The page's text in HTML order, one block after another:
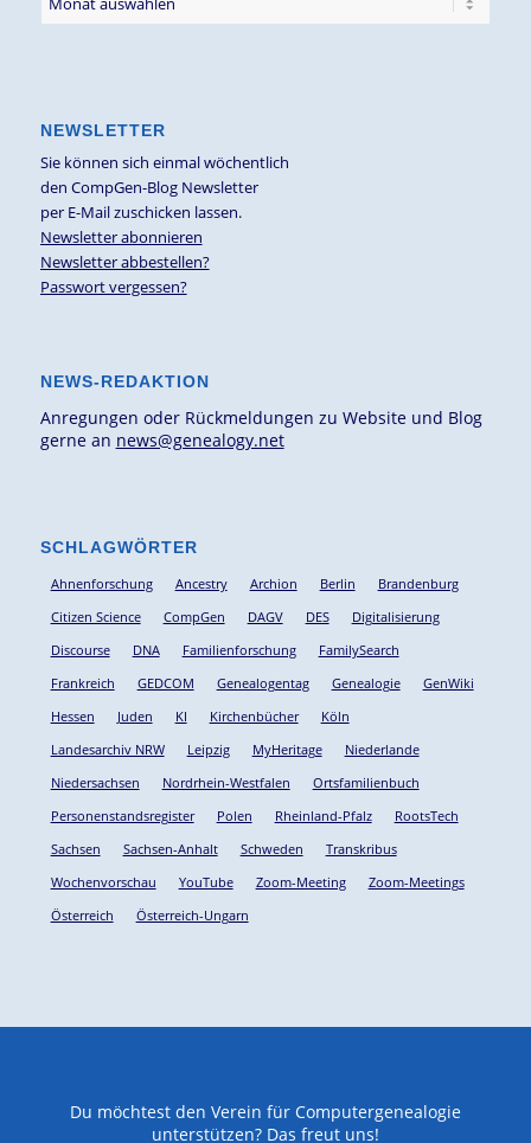
NEWSLETTER
Sie können sich einmal wöchentlich
den CompGen-Blog Newsletter
per E-Mail zuschicken lassen.
Newsletter abonnieren
Newsletter abbestellen?
Passwort vergessen?
NEWS-REDAKTION
Anregungen oder Rückmeldungen zu Website und Blog
gerne an news@genealogy.net
SCHLAGWÖRTER
Ahnenforschung Ancestry Archion Berlin
Brandenburg
Citizen Science
CompGen DAGV DES
Digitalisierung
Discourse
DNA Familienforschung
FamilySearch
Frankreich
GEDCOM Genealogentag Genealogie
GenWiki
Hessen
Juden KI Kirchenbücher
Köln
Landesarchiv NRW
Leipzig MyHeritage
Niederlande
Niedersachsen
Nordrhein-Westfalen
Ortsfamilienbuch
Personenstandsregister
Polen Rheinland-Pfalz
RootsTech
Sachsen
Sachsen-Anhalt Schweden
Transkribus
Wochenvorschau
YouTube Zoom-Meeting
Zoom-Meetings
Österreich
Österreich-Ungarn
Du möchtest den Verein für Computergenealogie
unterstützen? Das freut uns!